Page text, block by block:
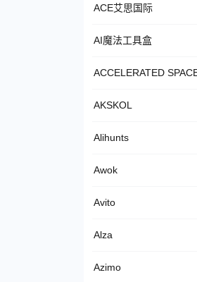
ACE艾思国际
AI魔法工具盒
ACCELERATED
AKSKOL
Alihunts
Awok
Avito
Alza
Azimo